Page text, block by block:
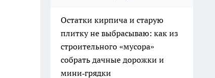
Остатки кирпича и старую
плитку не выбрасываю: как из
строительного «мусора»
собрать дачные дорожки и
мини‑грядки